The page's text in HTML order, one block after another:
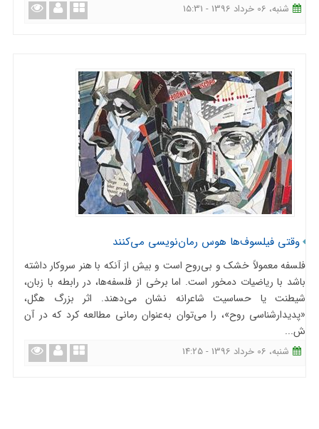
شنبه، 06 خرداد 1396 - 15:31
وقتی فیلسوف‌ها هوس رمان‌نویسی می‌کنند
فلسفه معمولاً خشک و بی‌روح است و بیش از آنکه با هنر سروکار داشته
باشد با ریاضیات دمخور است. اما برخی از فلسفه‌ها، در رابطه با زبان،
شیطنت یا حساسیت شاعرانه نشان می‌دهند. اثر بزرگ هگل،
«پدیدارشناسی روح»، را می‌توان به‌عنوان رمانی مطالعه کرد که در آن
ش...
شنبه، 06 خرداد 1396 - 14:25